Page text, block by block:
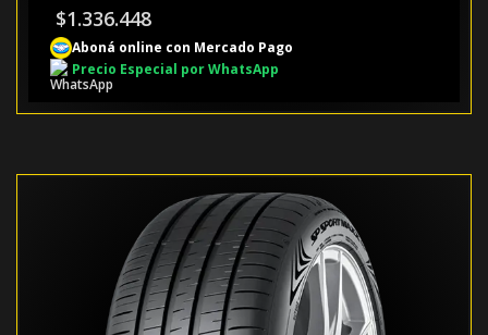
$1.336.448
Aboná online con Mercado Pago
Precio Especial por WhatsApp